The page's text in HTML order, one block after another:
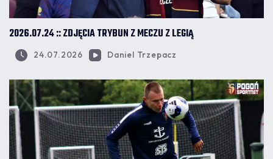
2026.07.24 :: ZDJĘCIA TRYBUN Z MECZU Z LEGIĄ
24.07.2026 Daniel Trzepacz